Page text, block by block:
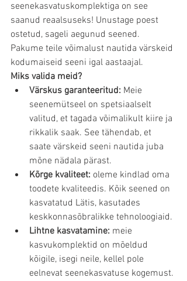
seenekasvatuskomplektiga on see
saanud reaalsuseks! Unustage poest
ostetud, sageli aegunud seened.
Pakume teile võimalust nautida värskeid
kodumaiseid seeni igal aastaajal.
Miks valida meid?
Värskus garanteeritud: Meie
seenemütseel on spetsiaalselt
valitud, et tagada võimalikult kiire ja
rikkalik saak. See tähendab, et
saate värskeid seeni nautida juba
mõne nädala pärast.
Kõrge kvaliteet: oleme kindlad oma
toodete kvaliteedis. Kõik seened on
kasvatatud Lätis, kasutades
keskkonnasõbralikke tehnoloogiaid.
Lihtne kasvatamine: meie
kasvukomplektid on mõeldud
kõigile, isegi neile, kellel pole
eelnevat seenekasvatuse kogemust.